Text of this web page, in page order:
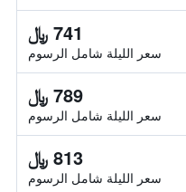
741 ﷼
سعر الليلة شامل الرسوم
789 ﷼
سعر الليلة شامل الرسوم
813 ﷼
سعر الليلة شامل الرسوم